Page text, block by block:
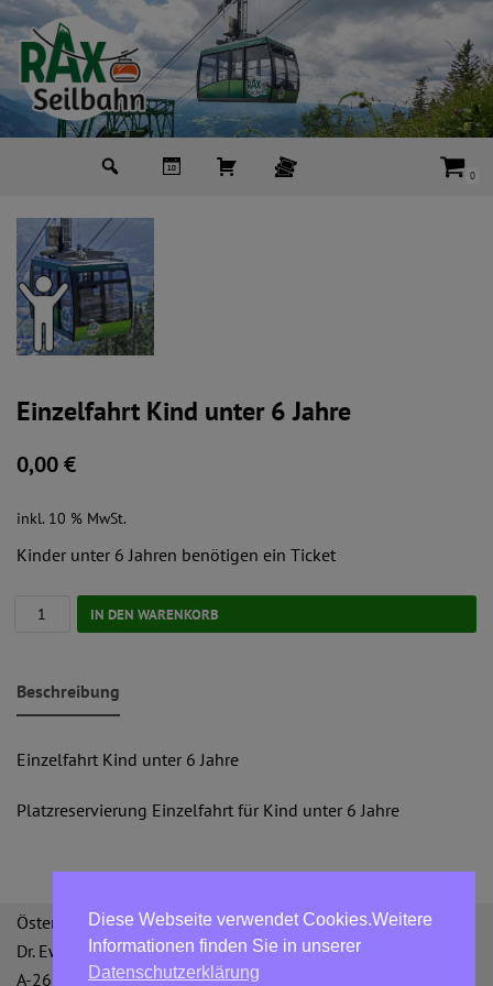
Zum
Inhalt
springen
0
Einzelfahrt Kind unter 6 Jahre
0,00€
inkl. 10 % MwSt.
Kinder unter 6 Jahren benötigen ein Ticket
IN DEN WARENKORB
Beschreibung
Einzelfahrt Kind unter 6 Jahre
Platzreservierung Einzelfahrt für Kind unter 6 Jahre
Österreichische Bergbahnen GmbH
Dr. Ewald Bing-Straße 3
A-2651 Reichenau an der Rax
Diese Webseite verwendet Cookies.Weitere
Informationen finden Sie in unserer
Datenschutzerklärung